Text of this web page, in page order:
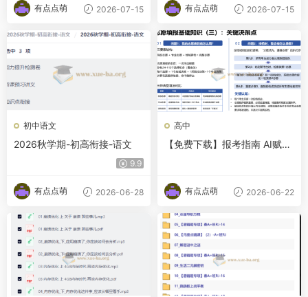
有点点萌 2026-07-15 有点点萌 2026-07-15
初中语文
2026秋学期-初高衔接-语文
9.9
有点点萌 2026-06-28
高中
【免费下载】报考指南 AI赋能
有点点萌 2026-06-22